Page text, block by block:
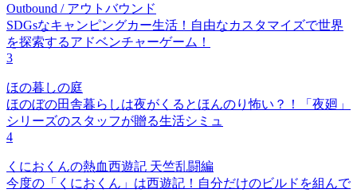
Outbound / アウトバウンド
SDGsなキャンピングカー生活！自由なカスタマイズで世界
を探索するアドベンチャーゲーム！
3
ほの暮しの庭
ほのぼの田舎暮らしは夜がくるとほんのり怖い？！「夜廻」
シリーズのスタッフが贈る生活シミュ
4
くにおくんの熱血西遊記 天竺乱闘編
今度の「くにおくん」は西遊記！自分だけのビルドを組んで